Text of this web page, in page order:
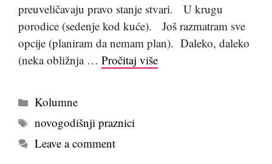
preuveličavaju pravo stanje stvari. U krugu
porodice (sedenje kod kuće). Još razmatram sve
opcije (planiram da nemam plan). Daleko, daleko
(neka obližnja … Pročitaj više
Kategorije
Kolumne
Tags
novogodišnji praznici
Leave a comment